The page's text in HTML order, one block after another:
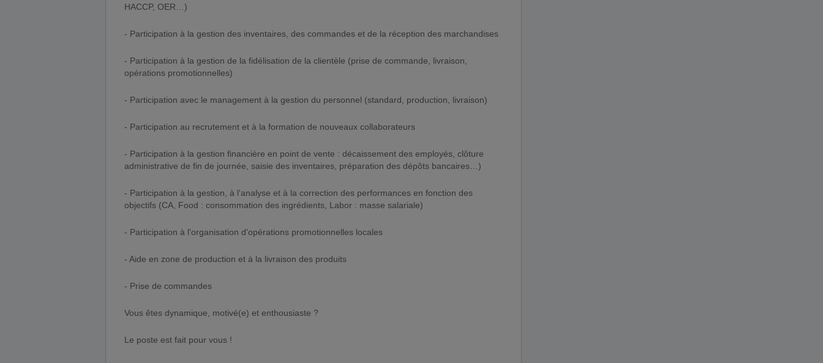
HACCP, OER…)
- Participation à la gestion des inventaires, des commandes et de la réception des marchandises
- Participation à la gestion de la fidélisation de la clientèle (prise de commande, livraison,
opérations promotionnelles)
- Participation avec le management à la gestion du personnel (standard, production, livraison)
- Participation au recrutement et à la formation de nouveaux collaborateurs
- Participation à la gestion financière en point de vente : décaissement des employés, clôture
administrative de fin de journée, saisie des inventaires, préparation des dépôts bancaires…)
- Participation à la gestion, à l'analyse et à la correction des performances en fonction des
objectifs (CA, Food : consommation des ingrédients, Labor : masse salariale)
- Participation à l'organisation d'opérations promotionnelles locales
- Aide en zone de production et à la livraison des produits
- Prise de commandes
Vous êtes dynamique, motivé(e) et enthousiaste ?
Le poste est fait pour vous !